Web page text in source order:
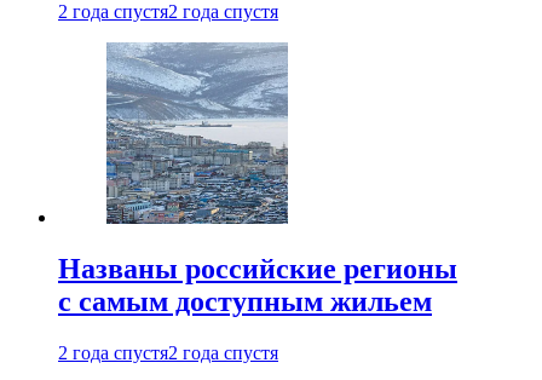
2 года спустя2 года спустя
Названы российские регионы
с самым доступным жильем
2 года спустя2 года спустя